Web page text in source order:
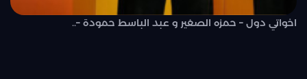
اخواتي دول – حمزه الصغير و عبد الباسط حمودة –..